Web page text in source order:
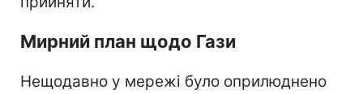
Мирний план щодо Гази
Нещодавно у мережі було оприлюднено